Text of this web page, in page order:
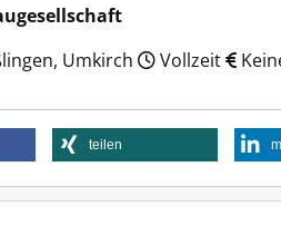
Umkirch
Vollzeit
teilen